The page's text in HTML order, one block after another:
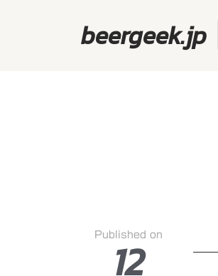
beergeek.jp
Published on
12